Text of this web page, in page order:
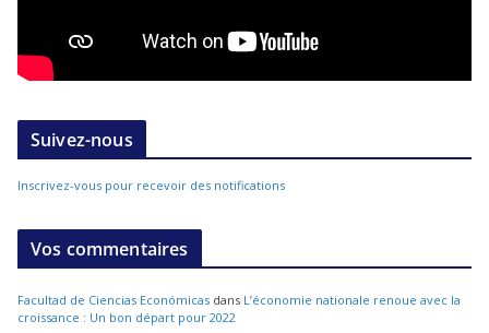
Suivez-nous
Inscrivez-vous pour recevoir des notifications
Vos commentaires
Facultad de Ciencias Económicas dans L’économie nationale renoue avec la
croissance : Un bon départ pour 2022